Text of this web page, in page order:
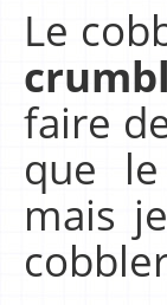
Le
faire
que
mais